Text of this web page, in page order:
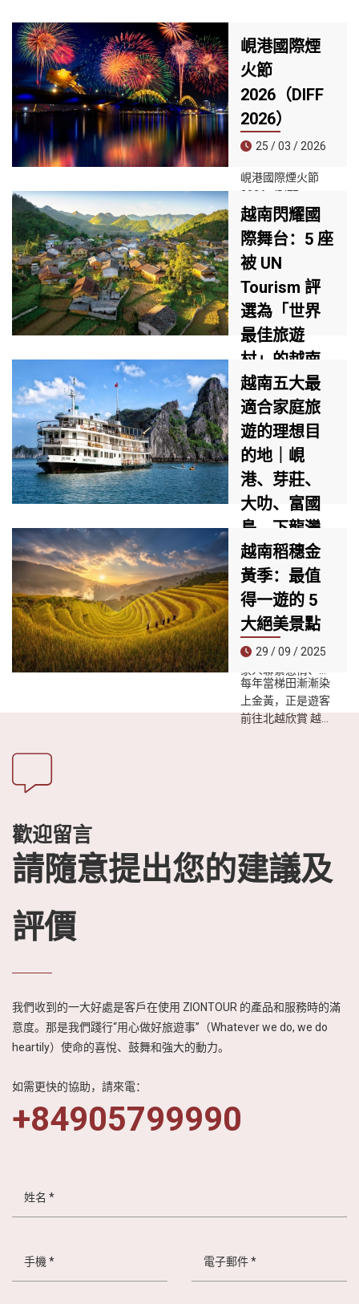
峴港國際煙
火節
2026（DIFF
2026）
25 / 03 / 2026
峴港國際煙火節
2026（DIFF
2026）預計於
2026年5月30日至
7月11日舉行，主
題為「峴港－連結
的地平線」
（United
Horizons）。活動
將在韓江港口區舉
辦，共包含6個比
賽之夜（開幕式、
4場預賽及總決
賽），匯聚10支煙
火隊伍（包括越南
及來自8個國家／
地區，如義大利、
法國、日本等）。
越南閃耀國
際舞台：5 座
被 UN
Tourism 評
選為「世界
最佳旅遊
村」的越南
村落
23 / 10 / 2025
「世界最佳旅遊村
（Best Tourism
Villages）」是 UN
Tourism（聯合國
世界旅遊組織） 推
出的全球性倡議，
旨在表彰那些在保
護自然景觀、生物
多樣性、文化遺產
與在地價值方面表
現卓越的鄉村。
越南五大最
適合家庭旅
遊的理想目
的地｜峴
港、芽莊、
大叻、富國
島、下龍灣
親子行程推
薦
08 / 10 / 2025
家庭假期不只是放
鬆的時光，更是全
家人聯繫感情、探
索新地方、留下美
好回憶的絕佳機
會。 越南擁有豐富
越南稻穗金
黃季：最值
得一遊的 5
大絕美景點
29 / 09 / 2025
每年當梯田漸漸染
上金黃，正是遊客
前往北越欣賞 越南
時機。
歡迎留言
請隨意提出您的建議及
評價
我們收到的一大好處是客戶在使用 ZIONTOUR 的產品和服務時的滿
意度。那是我們踐行“用心做好旅遊事”（Whatever we do, we do
heartily）使命的喜悅、鼓舞和強大的動力。
如需更快的協助，請來電：
+84905799990